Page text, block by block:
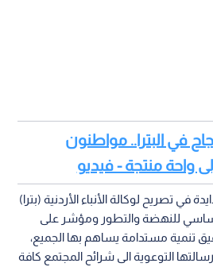
في البترا.. مواطنون
واحة منتجة - فيديو
في تصريح لوكالة الأنباء الأردنية (بترا)
للنهضة والتطور ومؤشر على
تنمية مستدامة يساهم بها الجميع،
رسالتها التوعوية الى شرائح المجتمع كافة